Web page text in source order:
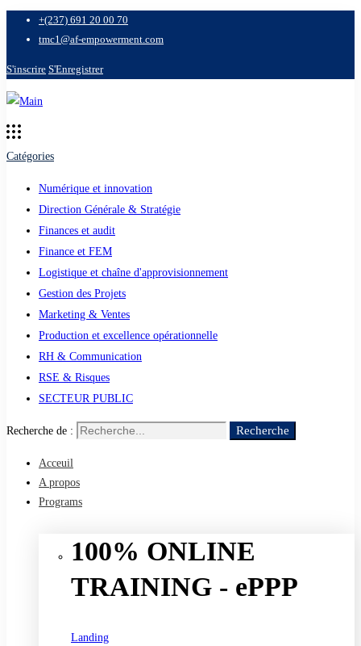
+(237) 691 20 00 70
tmc1@af-empowerment.com
S'inscrire S'Enregistrer
Catégories
Numérique et innovation
Direction Générale & Stratégie
Finances et audit
Finance et FEM
Logistique et chaîne d'approvisionnement
Gestion des Projets
Marketing & Ventes
Production et excellence opérationnelle
RH & Communication
RSE & Risques
SECTEUR PUBLIC
Recherche de : Recherche
Acceuil
A propos
Programs
100% ONLINE
TRAINING - ePPP
Landing